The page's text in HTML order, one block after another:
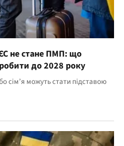
не стане ПМП: що
до 2028 року
сім’я можуть стати підставою